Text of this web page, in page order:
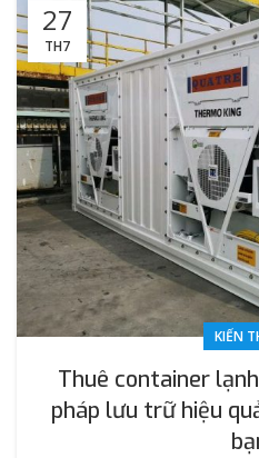
27
TH7
KIẾN
Thuê container
pháp lưu trữ hiệu